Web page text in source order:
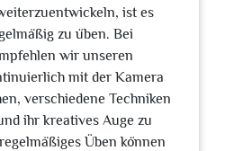
ist es
zu üben. Bei
wir unseren
mit der Kamera
verschiedene Techniken
ihr kreatives Auge zu
Üben können